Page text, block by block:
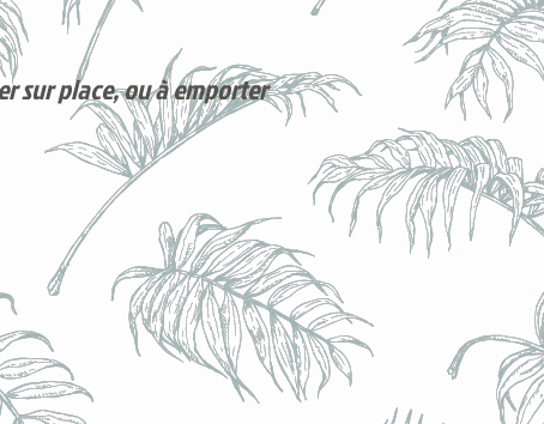
sur place, ou à emporter